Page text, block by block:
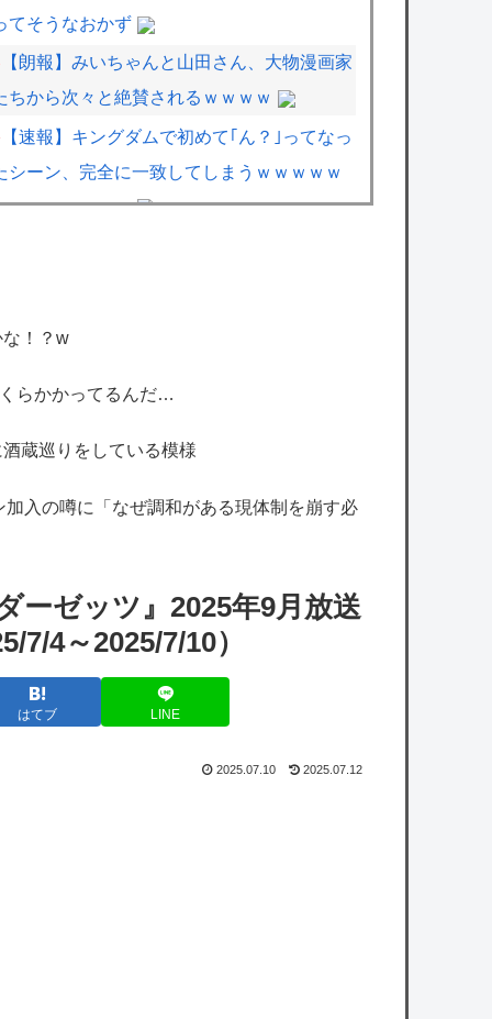
てそうなおかず
【朗報】みいちゃんと山田さん、大物漫画家
ちから次々と絶賛されるｗｗｗｗ
【速報】キングダムで初めて｢ん？｣ってなっ
シーン、完全に一致してしまうｗｗｗｗｗ
ｗｗｗｗｗｗｗ
売案内』が強気すぎると話題にｗｗｗｗ
ないぞ スキャンプくらいヌルイのなら考え
たの
【ホロライブ】ホロぐらんなっしょい回だっ
【ホロライブ】これはこれでちょっと裏来い
な！？w
らかかってるんだ…
蔵巡りをしている模様
入の噂に「なぜ調和がある現体制を崩す必
ーゼッツ』2025年9月放送
7/4～2025/7/10）
はてブ LINE
2025.07.10 2025.07.12